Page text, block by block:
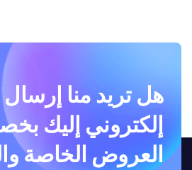
هل تريد منا إرسال
إلكتروني إليك
العروض الخاصة